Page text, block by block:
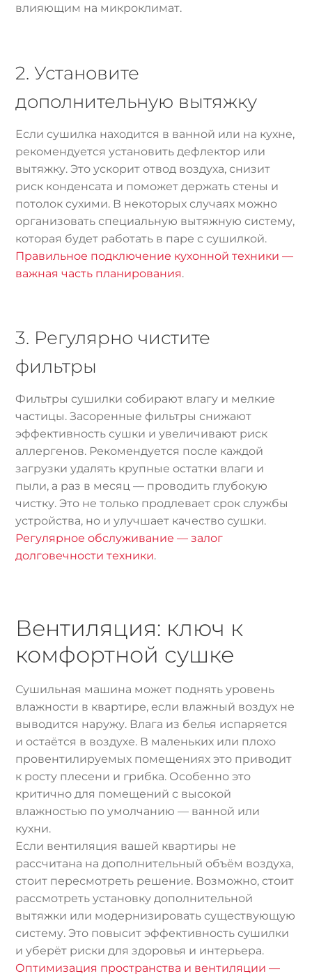
влияющим на микроклимат.
2. Установите
дополнительную вытяжку
Если сушилка находится в ванной или на кухне,
рекомендуется установить дефлектор или
вытяжку. Это ускорит отвод воздуха, снизит
риск конденсата и поможет держать стены и
потолок сухими. В некоторых случаях можно
организовать специальную вытяжную систему,
которая будет работать в паре с сушилкой.
Правильное подключение кухонной техники —
важная часть планирования.
3. Регулярно чистите
фильтры
Фильтры сушилки собирают влагу и мелкие
частицы. Засоренные фильтры снижают
эффективность сушки и увеличивают риск
аллергенов. Рекомендуется после каждой
загрузки удалять крупные остатки влаги и
пыли, а раз в месяц — проводить глубокую
чистку. Это не только продлевает срок службы
устройства, но и улучшает качество сушки.
Регулярное обслуживание — залог
долговечности техники.
Вентиляция: ключ к
комфортной сушке
Сушильная машина может поднять уровень
влажности в квартире, если влажный воздух не
выводится наружу. Влага из белья испаряется
и остаётся в воздухе. В маленьких или плохо
провентилируемых помещениях это приводит
к росту плесени и грибка. Особенно это
критично для помещений с высокой
влажностью по умолчанию — ванной или
кухни.
Если вентиляция вашей квартиры не
рассчитана на дополнительный объём воздуха,
стоит пересмотреть решение. Возможно, стоит
рассмотреть установку дополнительной
вытяжки или модернизировать существующую
систему. Это повысит эффективность сушилки
и уберёт риски для здоровья и интерьера.
Оптимизация пространства и вентиляции —